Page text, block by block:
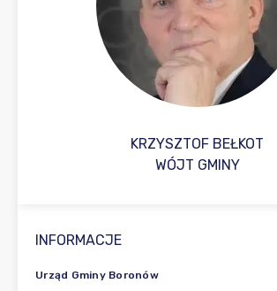
KRZYSZTOF BEŁKOT
WÓJT GMINY
INFORMACJE
Urząd Gminy Boronów